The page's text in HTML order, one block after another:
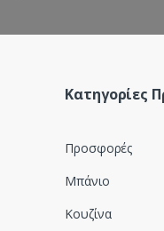
Κατηγορίες
Προσφορές
Μπάνιο
Κουζίνα